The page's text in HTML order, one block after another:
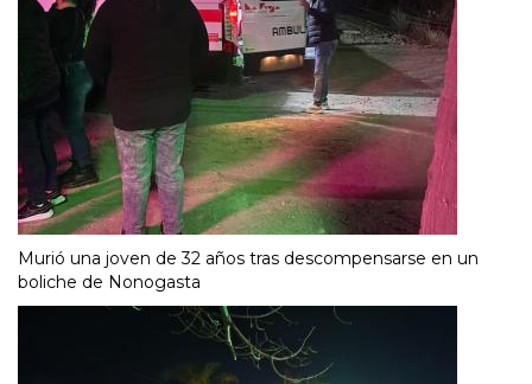
Murió una joven de 32 años tras descompensarse en un
boliche de Nonogasta